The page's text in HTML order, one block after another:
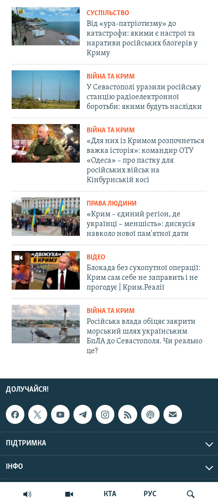
КТА РУС
СУСПІЛЬСТВО
Від «ура-патріотизму» до
катастрофи: якими є настрої та
наративи російських блогерів у
Криму
ВІЙНА ТА КРИМ
У Севастополі уразили російську
станцію радіоелектронної
боротьби: якими будуть наслідки
ВІЙНА ТА КРИМ
«Для них із Кримом розпочнеться
важка історія»: командир ОТУ
«Одеса» – про пастку для
російських військ на
Кінбурнській косі
ПРАВА ЛЮДИНИ
«Крим – єдиний регіон, де
українці – меншість»: дискусія
навколо нової пам'ятної дати
ВІДЕО
Блокада без сухопутної операції:
Крим сам себе не заправить і не
прогодує | Крим.Реалії
ВІЙНА ТА КРИМ
Російська влада обіцяє закрити
морський шлях українським
БпЛА до Севастополя. Чи реально
це?
ДОЛУЧАЙСЯ!
ПІДТРИМКА
ІНФО
© Крим.Реалії, 2026 | Усі права застережено.